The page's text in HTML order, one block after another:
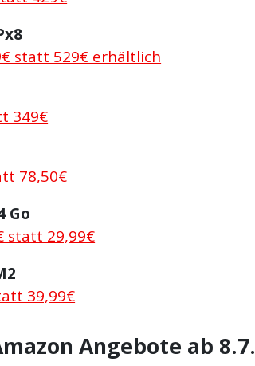
statt 529€ erhältlich
349€
78,50€
Go
statt 29,99€
39,99€
Angebote ab 8.7.